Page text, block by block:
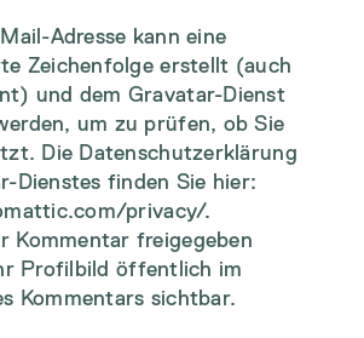
Adresse kann eine
Zeichenfolge erstellt (auch
und dem Gravatar-Dienst
um zu prüfen, ob Sie
Die Datenschutzerklärung
Dienstes finden Sie hier:
privacy/.
Kommentar freigegeben
Profilbild öffentlich im
Kommentars sichtbar.